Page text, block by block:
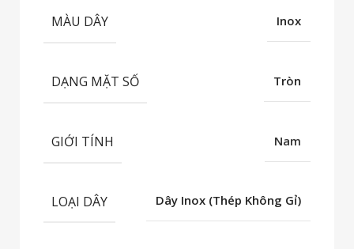
MÀU DÂY Inox
DẠNG MẶT SỐ Tròn
GIỚI TÍNH Nam
LOẠI DÂY Dây Inox (Thép Không Gỉ)